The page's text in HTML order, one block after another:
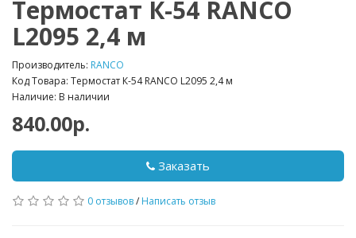
Термостат К-54 RANCO
L2095 2,4 м
Производитель: RANCO
Код Товара: Термостат К-54 RANCO L2095 2,4 м
Наличие: В наличии
840.00р.
Заказать
0 отзывов/ Написать отзыв